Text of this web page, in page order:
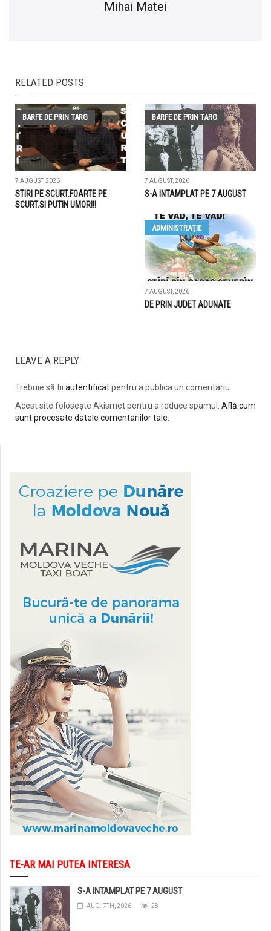
Mihai Matei
RELATED POSTS
BARFE DE PRIN TARG
7 AUGUST, 2026
STIRI PE SCURT.FOARTE PE
SCURT.SI PUTIN UMOR!!!
BARFE DE PRIN TARG
7 AUGUST, 2026
S-A INTAMPLAT PE 7 AUGUST
ADMINISTRAŢIE
7 AUGUST, 2026
DE PRIN JUDET ADUNATE
LEAVE A REPLY
Trebuie să fii autentificatpentru a publica un comentariu.
Acest site folosește Akismet pentru a reduce spamul. Află cum
sunt procesate datele comentariilor tale
TE-AR MAI PUTEA INTERESA
S-A INTAMPLAT PE 7 AUGUST
AUG. 7TH, 2026 28